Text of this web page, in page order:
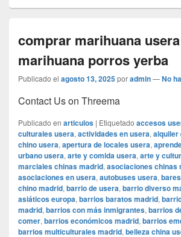
comprar marihuana
marihuana porros yerba
Publicado el agosto 13, 2025poradmin—No
Contact Us on Threema
Publicado en articulos | Etiquetado accesos
culturales usera, actividades en usera, alquiler
chino usera, apertura de locales usera,
urbano usera, arte y comida usera, arte y
marciales chinas madrid, asociaciones chinas
asociaciones en usera, autobuses usera,
chino madrid, barrio de usera, barrio diverso
asiáticos europa, barrios baratos madrid,
madrid, barrios con más inmigrantes, barrios
comer, barrios económicos madrid, barrios
barrios multiculturales madrid, belleza china